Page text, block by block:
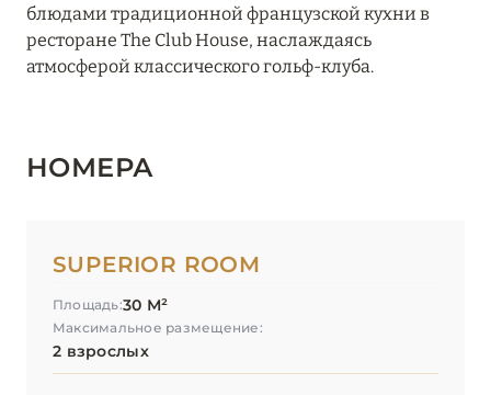
блюдами традиционной французской кухни в
ресторане The Club House, наслаждаясь
атмосферой классического гольф-клуба.
НОМЕРА
SUPERIOR ROOM
Площадь:30 М²
Максимальное размещение:
2 взрослых